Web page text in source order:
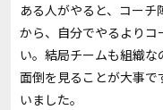
ある人がやると、コー
から、自分でやるよりコ
い。結局チームも組織
面倒を見ることが大事
いました。